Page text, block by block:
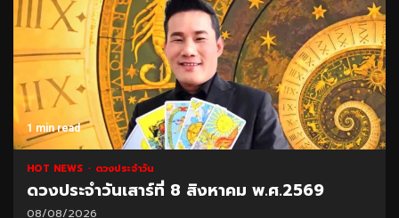
1 min read
HOT NEWS ดวงประจำวัน
ดวงประจำวันเสาร์ที่ 8 สิงหาคม พ.ศ.2569
08/08/2026